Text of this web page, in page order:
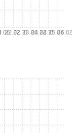
22.0222.1023.0624.0224.1025.0626.02